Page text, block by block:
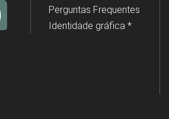
Perguntas Frequentes
Identidade gráfica *